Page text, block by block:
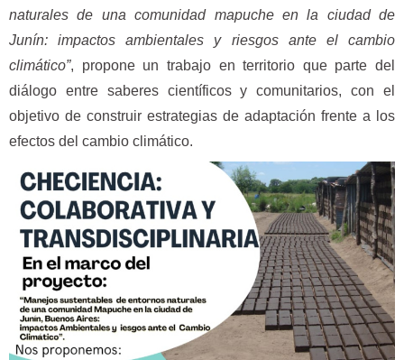
naturales de una comunidad mapuche en la ciudad de
Junín: impactos ambientales y riesgos ante el cambio
climático”, propone un trabajo en territorio que parte del
diálogo entre saberes científicos y comunitarios, con el
objetivo de construir estrategias de adaptación frente a los
efectos del cambio climático.